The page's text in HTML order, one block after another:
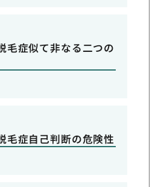
毛症似て非なる二つの
毛症自己判断の危険性